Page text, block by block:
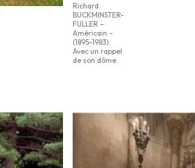
Richard
BUCKMINSTER-
FULLER –
Américain –
(1895-1983).
Avec un rappel
de son dôme.